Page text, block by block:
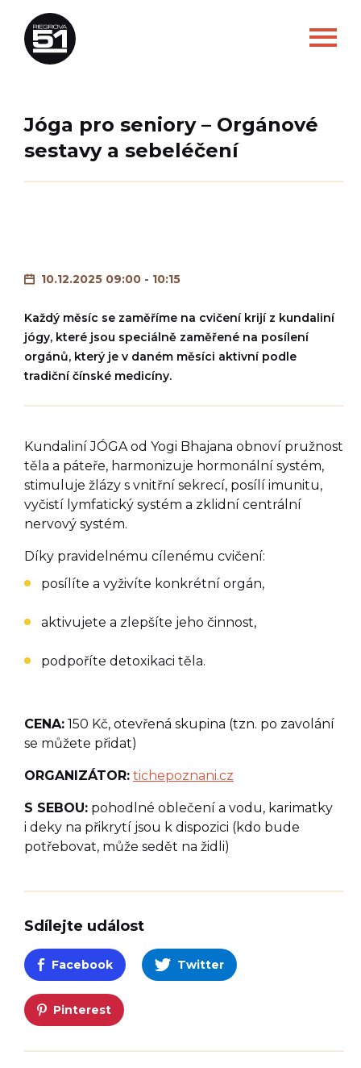
Jóga pro seniory – Orgánové
sestavy a sebeléčení
10.12.2025 09:00 - 10:15
Každý měsíc se zaměříme na cvičení krijí z kundaliní
jógy, které jsou speciálně zaměřené na posílení
orgánů, který je v daném měsíci aktivní podle
tradiční čínské medicíny.
Kundaliní JÓGA od Yogi Bhajana obnoví pružnost
těla a páteře, harmonizuje hormonální systém,
stimuluje žlázy s vnitřní sekrecí, posílí imunitu,
vyčistí lymfatický systém a zklidní centrální
nervový systém.
Díky pravidelnému cílenému cvičení:
posílíte a vyživíte konkrétní orgán,
aktivujete a zlepšíte jeho činnost,
podpoříte detoxikaci těla.
CENA: 150 Kč, otevřená skupina (tzn. po zavolání
se můžete přidat)
ORGANIZÁTOR: tichepoznani.cz
S SEBOU: pohodlné oblečení a vodu, karimatky
i deky na přikrytí jsou k dispozici (kdo bude
potřebovat, může sedět na židli)
Sdílejte událost
Facebook Twitter
Pinterest